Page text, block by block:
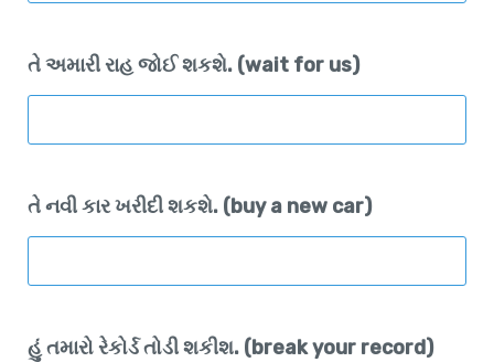
તે અમારી રાહ જોઈ શકશે. (wait for us)
તે નવી કાર ખરીદી શકશે. (buy a new car)
હું તમારો રેકોર્ડ તોડી શકીશ. (break your record)